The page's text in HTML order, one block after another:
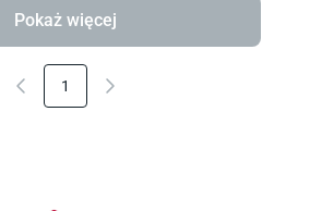
Pokaż więcej
1